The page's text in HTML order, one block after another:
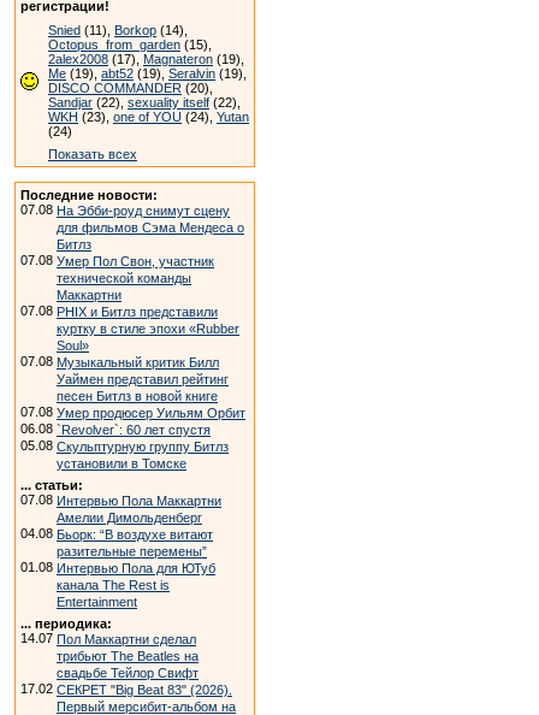
регистрации!
Snied (11), Borkop (14),
Octopus_from_garden (15),
2alex2008 (17), Magnateron (19),
Me (19), abt52 (19), Seralvin (19),
DISCO COMMANDER (20),
Sandjar (22), sexuality itself (22),
WKH (23), one of YOU (24), Yutan
(24)
Показать всех
Последние новости:
07.08 На Эбби-роуд снимут сцену
для фильмов Сэма Мендеса о
Битлз
07.08 Умер Пол Свон, участник
технической команды
Маккартни
07.08 PHIX и Битлз представили
куртку в стиле эпохи «Rubber
Soul»
07.08 Музыкальный критик Билл
Уаймен представил рейтинг
песен Битлз в новой книге
07.08 Умер продюсер Уильям Орбит
06.08 `Revolver`: 60 лет спустя
05.08 Скульптурную группу Битлз
установили в Томске
... статьи:
07.08 Интервью Пола Маккартни
Амелии Димольденберг
04.08 Бьорк: “В воздухе витают
разительные перемены”
01.08 Интервью Пола для ЮТуб
канала The Rest is
Entertainment
... периодика:
14.07 Пол Маккартни сделал
трибьют The Beatles на
свадьбе Тейлор Свифт
17.02 СЕКРЕТ "Big Beat 83" (2026).
Первый мерсибит-альбом на